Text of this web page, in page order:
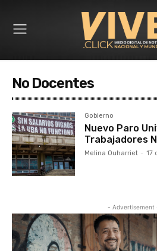
No Docentes
Gobierno
Nuevo Paro
Trabajadores
Melina Ouharriet - 17
- Advertisement